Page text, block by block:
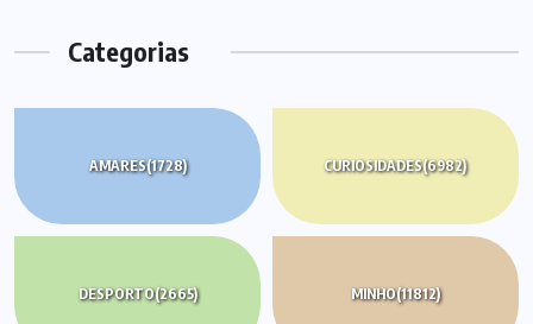
Categorias
AMARES(1728) CURIOSIDADES(6982)
DESPORTO(2665) MINHO(11812)